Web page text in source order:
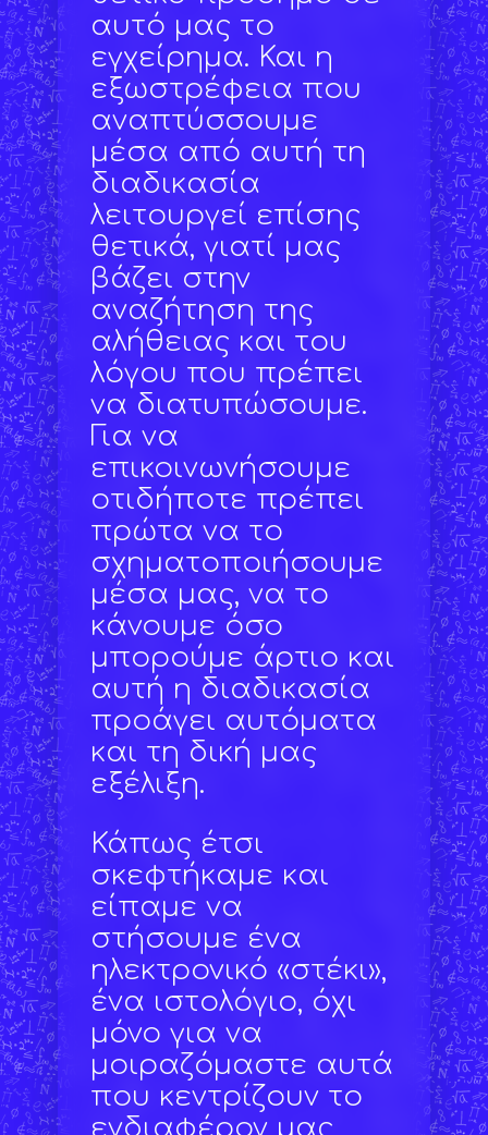
αυτό μας το
εγχείρημα. Και η
εξωστρέφεια που
αναπτύσσουμε
μέσα από αυτή τη
διαδικασία
λειτουργεί επίσης
θετικά, γιατί μας
βάζει στην
αναζήτηση της
αλήθειας και του
λόγου που πρέπει
να διατυπώσουμε.
Για να
επικοινωνήσουμε
οτιδήποτε πρέπει
πρώτα να το
σχηματοποιήσουμε
μέσα μας, να το
κάνουμε όσο
μπορούμε άρτιο και
αυτή η διαδικασία
προάγει αυτόματα
και τη δική μας
εξέλιξη.
Κάπως έτσι
σκεφτήκαμε και
είπαμε να
στήσουμε ένα
ηλεκτρονικό «στέκι»,
ένα ιστολόγιο, όχι
μόνο για να
μοιραζόμαστε αυτά
που κεντρίζουν το
ενδιαφέρον μας,